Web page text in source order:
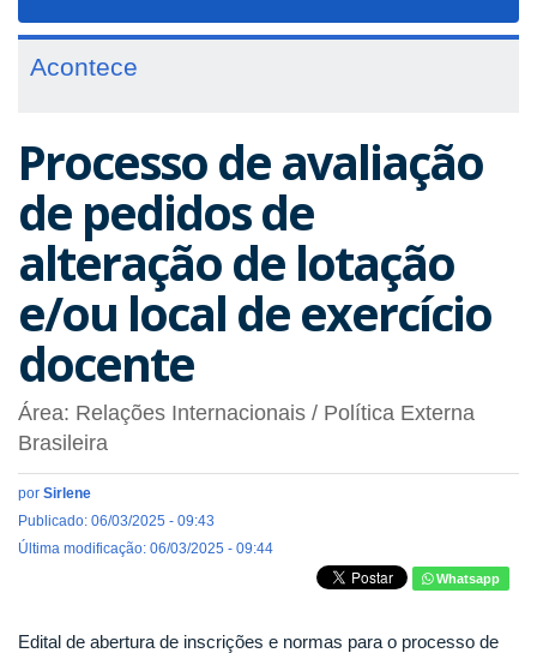
Acontece
Processo de avaliação
de pedidos de
alteração de lotação
e/ou local de exercício
docente
Área: Relações Internacionais / Política Externa
Brasileira
por Sirlene
Publicado: 06/03/2025 - 09:43
Última modificação: 06/03/2025 - 09:44
Whatsapp
Edital de abertura de inscrições e normas para o processo de